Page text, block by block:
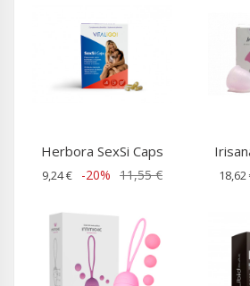
Herbora SexSi Caps
9,24 € -20% 11,55 € 18,62